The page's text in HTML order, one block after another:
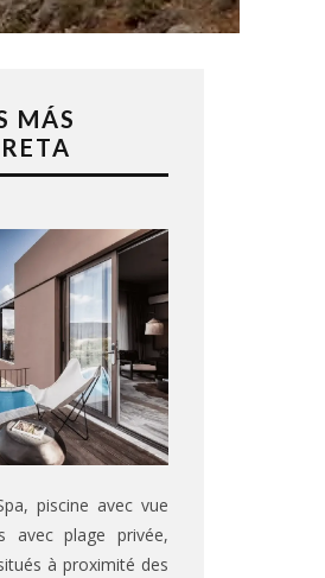
MÁS
piscine avec vue
avec plage privée,
à proximité des